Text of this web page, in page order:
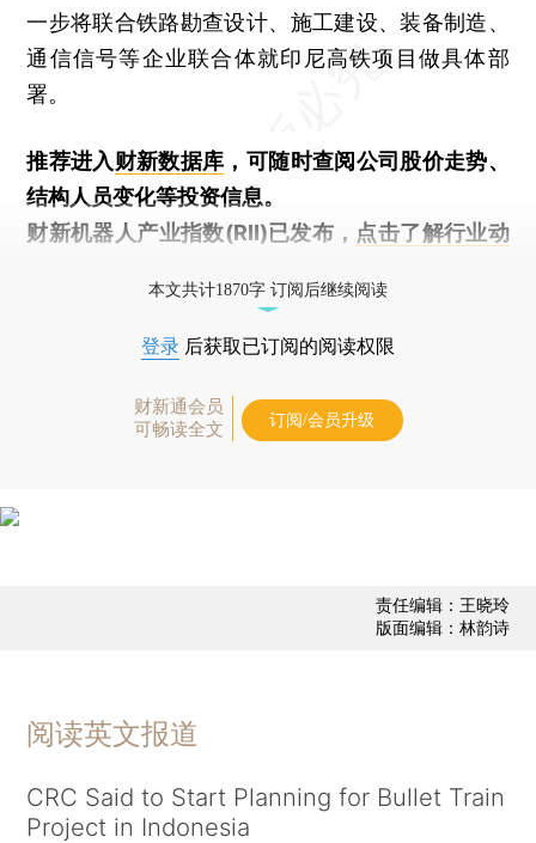
一步将联合铁路勘查设计、施工建设、装备制造、
通信信号等企业联合体就印尼高铁项目做具体部
署。
推荐进入财新数据库 ，可随时查阅公司股价走势、
结构人员变化等投资信息。
财新机器人产业指数(RII)已发布， 点击了解行业动
本文共计1870字 订阅后继续阅读
登录 后获取已订阅的阅读权限
财新通会员
可畅读全文
订阅/会员升级
责任编辑：王晓玲
版面编辑：林韵诗
阅读英文报道
CRC Said to Start Planning for Bullet Train
Project in Indonesia